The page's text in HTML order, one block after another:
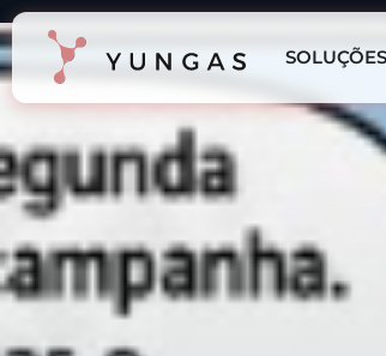
SOLUÇÕES